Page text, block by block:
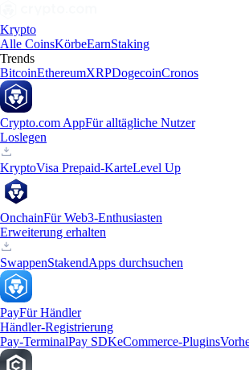
Krypto
Alle CoinsKörbeEarnStaking
Trends
BitcoinEthereumXRPDogecoinCronos
Crypto.com AppFür alltägliche Nutzer
Loslegen
KryptoVisa Prepaid-KarteLevel Up
OnchainFür Web3-Enthusiasten
Erweiterung erhalten
SwappenStakendApps durchsuchen
PayFür Händler
Händler-Registrierung
Pay-TerminalPay SDKeCommerce-Plugins